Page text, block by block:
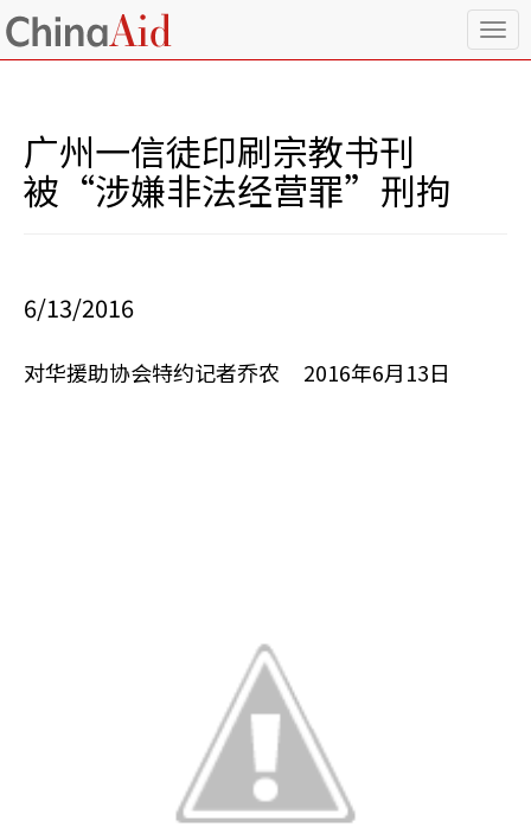
T
o
广州一信徒印刷宗教书刊
被“涉嫌非法经营罪”刑拘
6/13/2016
对华援助协会特约记者乔农 2016年6月13日